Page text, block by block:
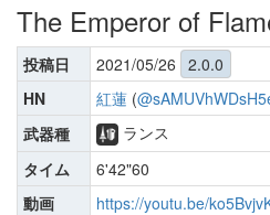
The Emperor of
投稿日 2021/05/26 2.0.0
HN
紅蓮 (
武器種
ランス
タイム
6'42"60
動画
https://youtu.be/